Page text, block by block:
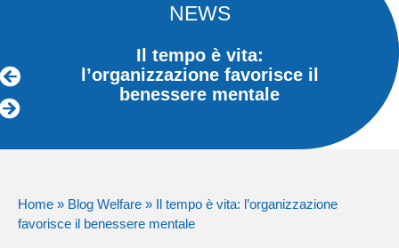
NEWS
Il tempo è vita:
l’organizzazione favorisce il
benessere mentale
Home » Blog Welfare » Il tempo è vita: l’organizzazione
favorisce il benessere mentale